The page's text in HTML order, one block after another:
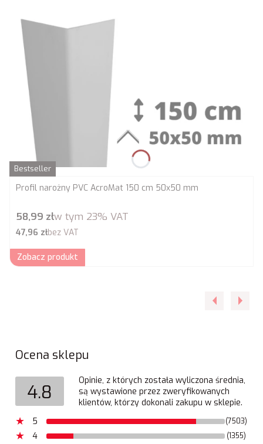
Bestseller
Profil narożny PVC AcroMat 150 cm 50x50 mm
Cena brutto
58,99 złw tym 23% VAT
Cena netto
47,96 złbez VAT
Zobacz produkt
Ocena sklepu
4.8
Opinie, z których została wyliczona średnia,
są wystawione przez zweryfikowanych
klientów, którzy dokonali zakupu w sklepie.
5
(7503)
4 (1355)